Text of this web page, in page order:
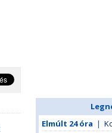
Elmúlt 24 óra |